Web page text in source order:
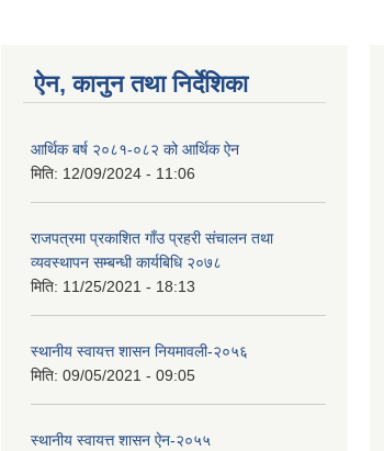
ऐन, कानुन तथा निर्देशिका
आर्थिक बर्ष २०८१-०८२ को आर्थिक ऐन
मिति: 12/09/2024 - 11:06
राजपत्रमा प्रकाशित गाँउ प्रहरी संचालन तथा
व्यवस्थापन सम्बन्धी कार्यबिधि २०७८
मिति: 11/25/2021 - 18:13
स्थानीय स्वायत्त शासन नियमावली-२०५६
मिति: 09/05/2021 - 09:05
स्थानीय स्वायत्त शासन ए‍ेन-२०५५